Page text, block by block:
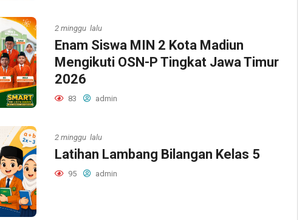
2 minggu lalu
Enam Siswa MIN 2 Kota Madiun
Mengikuti OSN-P Tingkat Jawa Timur
2026
83 admin
2 minggu lalu
Latihan Lambang Bilangan Kelas 5
95 admin